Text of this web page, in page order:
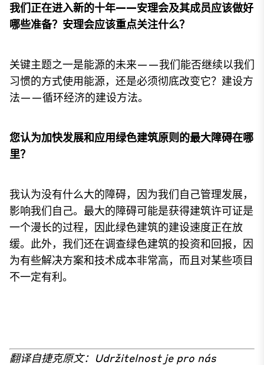
我们正在进入新的十年——安理会及其成员应该做好
哪些准备？安理会应该重点关注什么？
关键主题之一是能源的未来——我们能否继续以我们
习惯的方式使用能源，还是必须彻底改变它？建设方
法——循环经济的建设方法。
您认为加快发展和应用绿色建筑原则的最大障碍在哪
里？
我认为没有什么大的障碍，因为我们自己管理发展，
影响我们自己。最大的障碍可能是获得建筑许可证是
一个漫长的过程，因此绿色建筑的建设速度正在放
缓。此外，我们还在调查绿色建筑的投资和回报，因
为有些解决方案和技术成本非常高，而且对某些项目
不一定有利。
翻译自捷克原文：Udržitelnost je pro nás